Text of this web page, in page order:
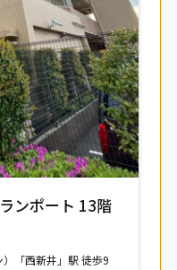
ンポート 13階
「西新井」駅 徒歩9